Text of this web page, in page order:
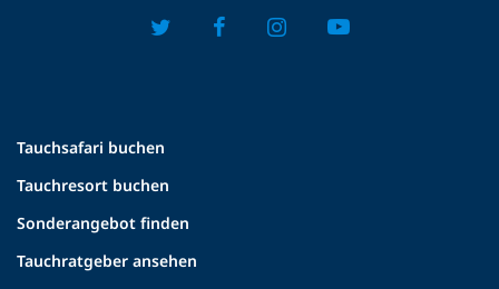
Tauchsafari buchen
Tauchresort buchen
Sonderangebot finden
Tauchratgeber ansehen